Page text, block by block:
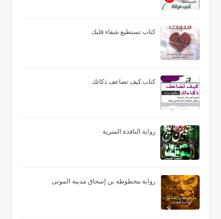
كتاب تستطيع شفاء قلبك
كتاب كيف تضاعف ذكائك
رواية النافذة السرية
رواية مخطوطة بن إسحاق مدينة الموتى